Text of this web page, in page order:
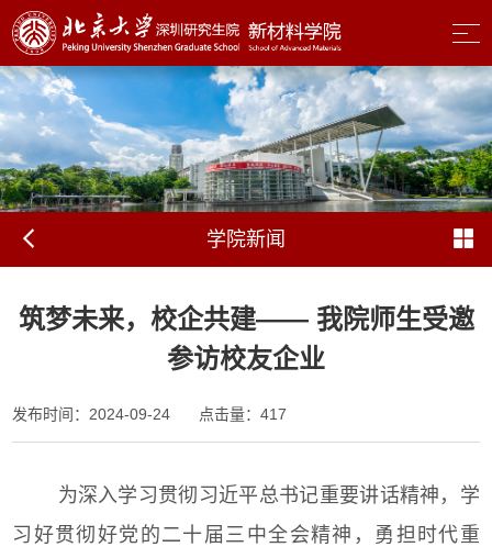
学院新闻
筑梦未来，校企共建—— 我院师生受邀
参访校友企业
发布时间：2024-09-24 点击量：417
为深入学习贯彻习近平总书记重要讲话精神，学
习好贯彻好党的二十届三中全会精神，勇担时代重